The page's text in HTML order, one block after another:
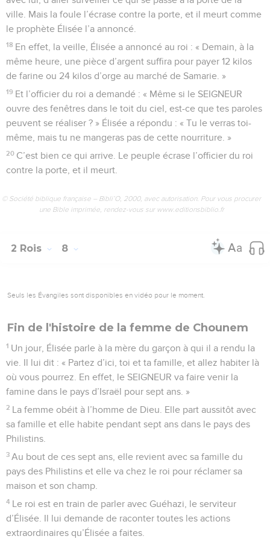
ville. Mais la foule l’écrase contre la porte, et il meurt comme
le prophète Élisée l’a annoncé.
18 En effet, la veille, Élisée a annoncé au roi : « Demain, à la
même heure, une pièce d’argent suffira pour payer 12 kilos
de farine ou 24 kilos d’orge au marché de Samarie. »
19 Et l’officier du roi a demandé : « Même si le SEIGNEUR
ouvre des fenêtres dans le toit du ciel, est-ce que tes paroles
peuvent se réaliser ? » Élisée a répondu : « Tu le verras toi-
même, mais tu ne mangeras pas de cette nourriture. »
20 C’est bien ce qui arrive. Le peuple écrase l’officier du roi
contre la porte, et il meurt.
© Société biblique française – Bibli’O, 2000, avec autorisation. Pour vous procurer
une Bible imprimée, rendez-vous sur www.editionsbiblio.fr
2 Rois 8
Seuls les Évangiles sont disponibles en vidéo pour le moment.
Fin de l'histoire de la femme de Chounem
1 Un jour, Élisée parle à la mère du garçon à qui il a rendu la
vie. Il lui dit : « Partez d’ici, toi et ta famille, et allez habiter là
où vous pourrez. En effet, le SEIGNEUR va faire venir la
famine dans le pays d’Israël pour sept ans. »
2 La femme obéit à l’homme de Dieu. Elle part aussitôt avec
sa famille et elle habite pendant sept ans dans le pays des
Philistins.
3 Au bout de ces sept ans, elle revient avec sa famille du
pays des Philistins et elle va chez le roi pour réclamer sa
maison et son champ.
4 Le roi est en train de parler avec Guéhazi, le serviteur
d’Élisée. Il lui demande de raconter toutes les actions
extraordinaires qu’Élisée a faites.